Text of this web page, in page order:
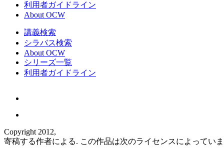
利用者ガイドライン
About OCW
講義検索
シラバス検索
About OCW
シリーズ一覧
利用者ガイドライン
Copyright 2012,
寄稿する作者による. この作品は次のライセンスによってい